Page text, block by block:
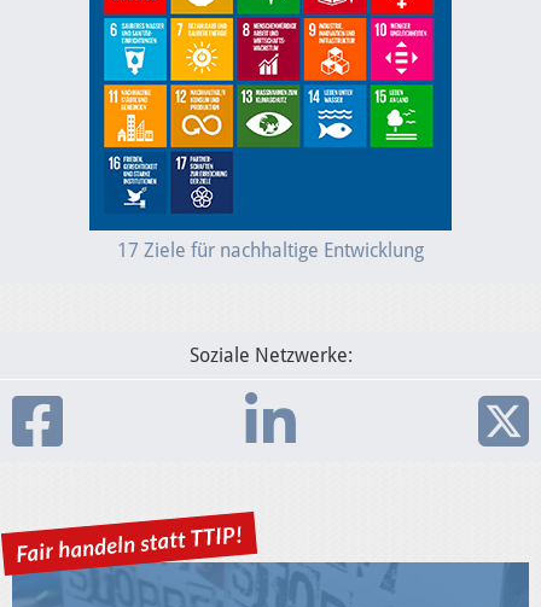
17 Ziele für nachhaltige Entwicklung
Soziale Netzwerke: